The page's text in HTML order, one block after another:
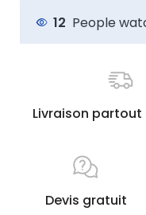
12 People
Livraison
Devis gratuit